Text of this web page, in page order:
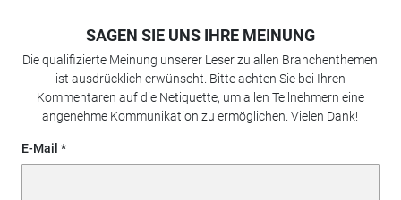
SAGEN SIE UNS IHRE MEINUNG
Die qualifizierte Meinung unserer Leser zu allen Branchenthemen
ist ausdrücklich erwünscht. Bitte achten Sie bei Ihren
Kommentaren auf die Netiquette, um allen Teilnehmern eine
angenehme Kommunikation zu ermöglichen. Vielen Dank!
E-Mail